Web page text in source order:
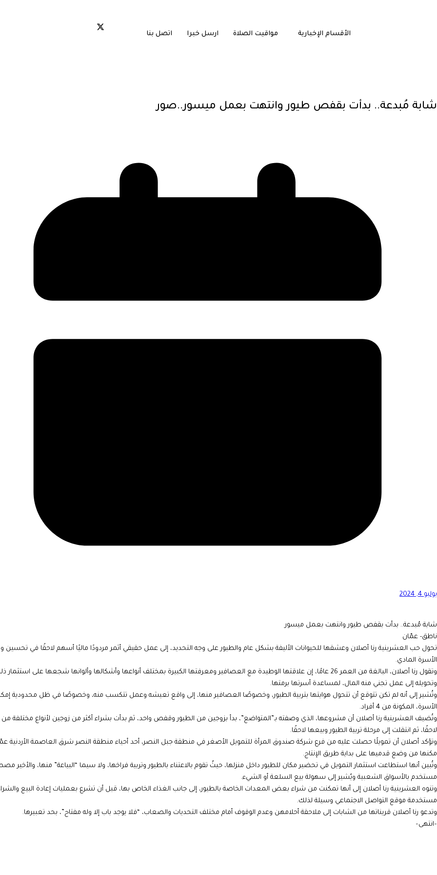
الأقسام الإخبارية مواقيت الصلاة ارسل خبرا اتصل بنا
شابة مُبدعة.. بدأت بقفص طيور وانتهت بعمل ميسور..صور
يوليو 4, 2024
شابة مُبدعة.. بدأت بقفص طيور وانتهت بعمل ميسور
ناطق- عمّان
تحول حب العشرينية رنا أصلان وعشقها للحيوانات الأليفة بشكل عام والطيور على وجه التحديد، إلى عمل حقيقي أثمر مردودًا ماليًا أسهم لاحقًا في
الأسرة المادي.
وتقول رنا أصلان، البالغة من العمر 26 عامًا، إن علاقتها الوطيدة مع العصافير ومعرفتها الكبيرة بمختلف أنواعها وأشكالها وألوانها شجعها على استثمار
وتحويله إلى عمل تجني منه المال، لمساعدة أسرتها برمتها.
وتُشير إلى أنه لم تكن تتوقع أن تتحول هوايتها بتربية الطيور، وخصوصًا العصافير منها، إلى واقع تعيشه وعمل تتكسب منه، وخصوصًا في ظل محدودية
الأسرة، المكونة من 4 أفراد.
وتُضيف العشرينية رنا أصلان أن مشروعها، الذي وصفته بـ”المتواضع”، بدأ بزوجين من الطيور وقفص واحد، ثم بدأت بشراء أكثر من زوجين لأنواع مختلفة من
لاحقًا، ثم انتقلت إلى مرحلة تربية الطيور وبيعها لاحقًا.
وتؤكد أصلان أن تمويلًا حصلت عليه من فرع شركة صندوق المرأة للتمويل الأصغر في منطقة جبل النصر، أحد أحياء منطقة النصر شرق العاصمة الأردنية
مكنها من وضع قدميها على بداية طريق الإنتاج.
وتُبين أنها استطاعت استثمار التمويل في تحضير مكان للطيور داخل منزلها، حيثُ تقوم بالاعتناء بالطيور وتربية فراخها، ولا سيما “البياعة” منها، والأخير
مستخدم بالأسواق الشعبية ويُشير إلى سهولة بيع السلعة أو الشيء.
وتنوه العشرينية رنا أصلان إلى أنها تمكنت من شراء بعض المعدات الخاصة بالطيور، إلى جانب الغذاء الخاص بها، قبل أن تشرع بعمليات إعادة البيع
مستخدمة موقع التواصل الاجتماعي وسيلة لذلك.
وتدعو رنا أصلان قريناتها من الشابات إلى ملاحقة أحلامهن وعدم الوقوف أمام مختلف التحديات والصعاب، “فلا يوجد باب إلا وله مفتاح”، بحد تعبيرها.
–انتهى–